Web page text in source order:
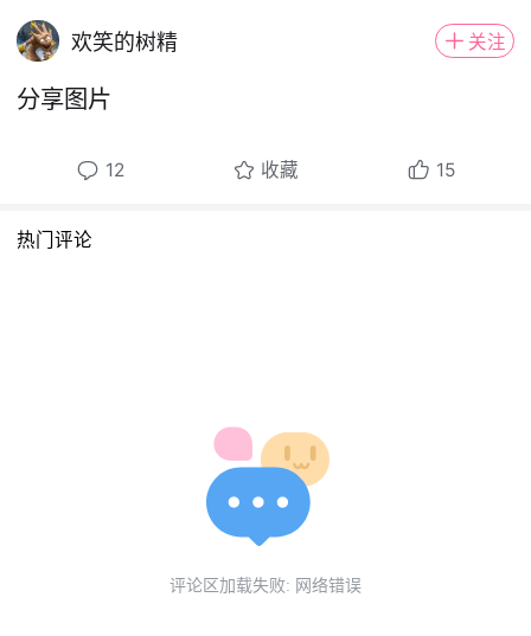
欢笑的树精 关注
分享图片
12 收藏 15
热门评论
评论区加载失败: 网络错误